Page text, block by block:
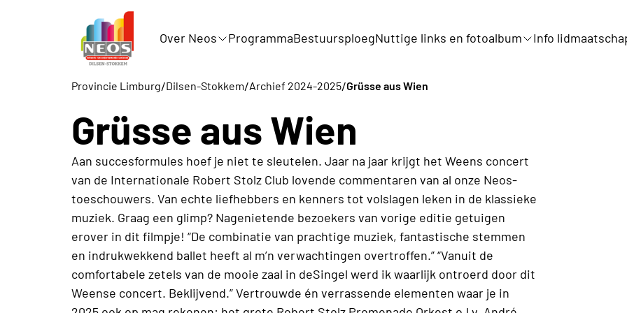
Over Neos ProgrammaBestuursploegNuttige links en fotoalbum Info
Provincie Limburg/Dilsen-Stokkem/Archief 2024-2025/Grüsse aus Wien
Grüsse aus Wien
Aan succesformules hoef je niet te sleutelen. Jaar na jaar krijgt het Weens concert
van de Internationale Robert Stolz Club lovende commentaren van al onze Neos-
toeschouwers. Van echte liefhebbers en kenners tot volslagen leken in de klassieke
muziek. Graag een glimp? Nagenietende bezoekers van vorige editie getuigen
erover in dit filmpje! “De combinatie van prachtige muziek, fantastische stemmen
en indrukwekkend ballet heeft al m’n verwachtingen overtroffen.” “Vanuit de
comfortabele zetels van de mooie zaal in deSingel werd ik waarlijk ontroerd door dit
Weense concert. Beklijvend.” Vertrouwde én verrassende elementen waar je in